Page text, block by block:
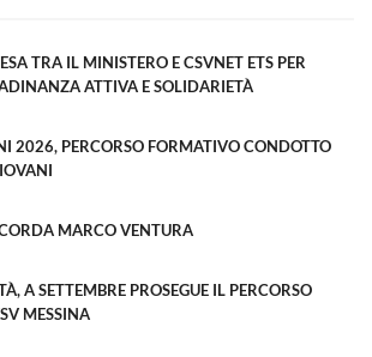
TRA IL MINISTERO E CSVNET ETS PER
ATTIVA E SOLIDARIETÀ
2026, PERCORSO FORMATIVO CONDOTTO
MARCO VENTURA
A SETTEMBRE PROSEGUE IL PERCORSO
MESSINA